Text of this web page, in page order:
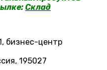
Склад
бизнес-центр
195027